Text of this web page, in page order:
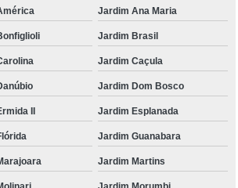
Jardim Ana Maria
Jardim Brasil
Jardim Caçula
Jardim Dom Bosco
II Jardim Esplanada
Jardim Guanabara
Jardim Martins